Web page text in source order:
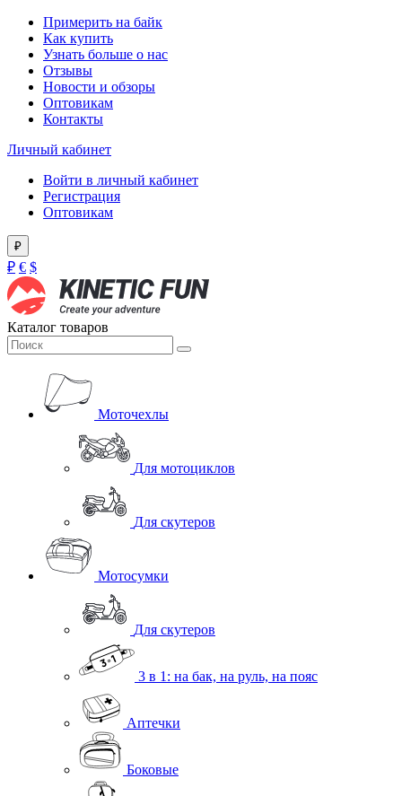
Примерить на байк
Как купить
Узнать больше о нас
Отзывы
Новости и обзоры
Оптовикам
Контакты
Личный кабинет
Войти в личный кабинет
Регистрация
Оптовикам
₽
₽ € $
Каталог товаров
Моточехлы
Для мотоциклов
Для скутеров
Мотосумки
Для скутеров
3 в 1: на бак, на руль, на пояс
Аптечки
Боковые